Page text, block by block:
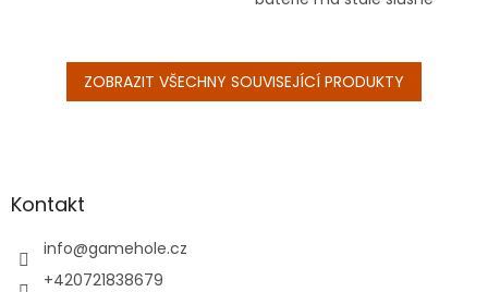
ZOBRAZIT VŠECHNY SOUVISEJÍCÍ PRODUKTY
aKontakt
info@gamehole.cz
+420721838679